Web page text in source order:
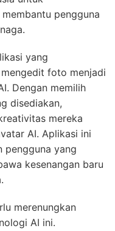
pengguna
yang
foto menjadi
Dengan memilih
disediakan,
mereka
AI. Aplikasi ini
pengguna yang
kesenangan baru
merenungkan
AI ini.